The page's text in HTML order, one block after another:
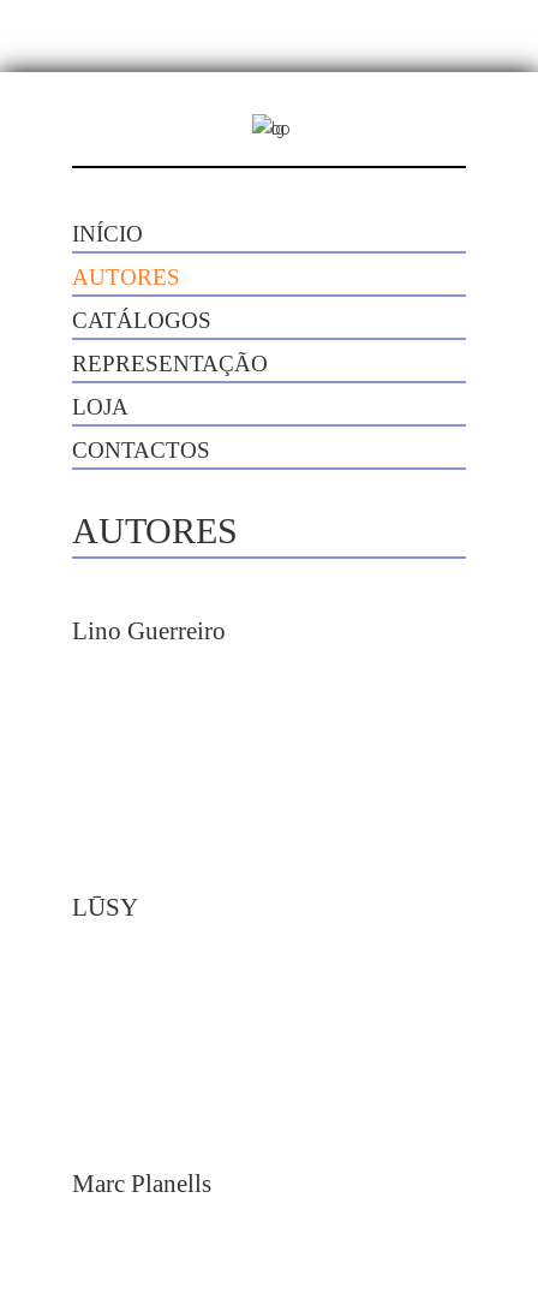
INÍCIO
AUTORES
CATÁLOGOS
REPRESENTAÇÃO
LOJA
CONTACTOS
AUTORES
Lino Guerreiro
LŪSY
Marc Planells